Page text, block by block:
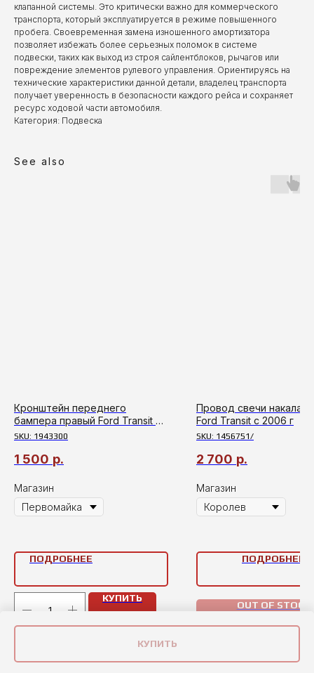
КУПИТЬ
клапанной системы. Это критически важно для коммерческого
транспорта, который эксплуатируется в режиме повышенного
пробега. Своевременная замена изношенного амортизатора
позволяет избежать более серьезных поломок в системе
подвески, таких как выход из строя сайлентблоков, рычагов или
повреждение элементов рулевого управления. Ориентируясь на
технические характеристики данной детали, владелец транспорта
получает уверенность в безопасности каждого рейса и сохраняет
ресурс ходовой части автомобиля.
Категория: Подвеска
See also
Кронштейн переднего
бампера правый Ford Transit с
2014г
SKU: 1943300
1 500 р.
Магазин
ПОДРОБНЕЕ
КУПИТЬ
Провод свечи накала
Ford Transit c 2006 г
SKU: 1456751/
2 700 р.
Магазин
ПОДРОБНЕЕ
OUT OF STOCK